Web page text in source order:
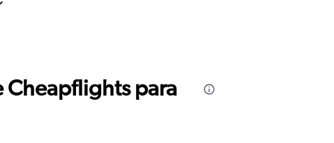
Cheapflights para